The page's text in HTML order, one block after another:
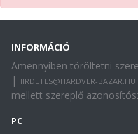
INFORMÁCIÓ
Amennyiben töröltetni
| HIRDETES@HARDVER-BAZAR.HU
mellett szereplő
PC